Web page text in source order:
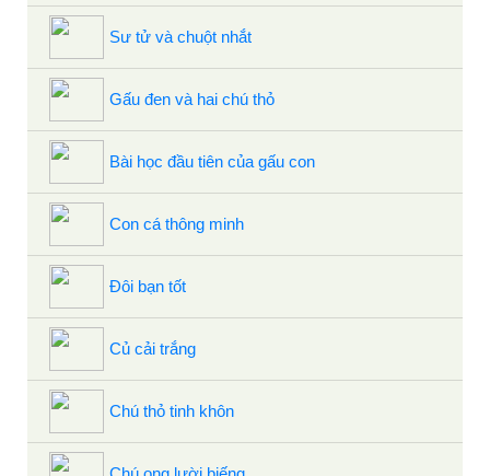
Sư tử và chuột nhắt
Gấu đen và hai chú thỏ
Bài học đầu tiên của gấu con
Con cá thông minh
Đôi bạn tốt
Củ cải trắng
Chú thỏ tinh khôn